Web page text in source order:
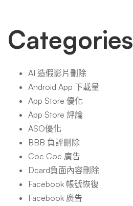
Categories
AI 造假影片刪除
Android App 下載量
App Store 優化
App Store 評論
ASO優化
BBB 負評刪除
Coc Coc 廣告
Dcard負面內容刪除
Facebook 帳號恢復
Facebook 廣告